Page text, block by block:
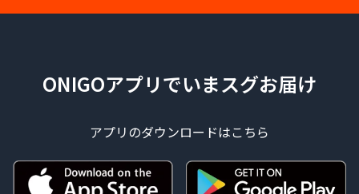
ONIGOアプリでいまスグお届け
アプリのダウンロードはこちら